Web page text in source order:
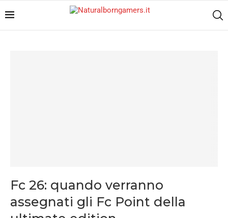
Fc 26: quando verranno
assegnati gli Fc Point della